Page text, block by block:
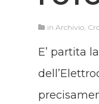
in Archivio
E’ partita